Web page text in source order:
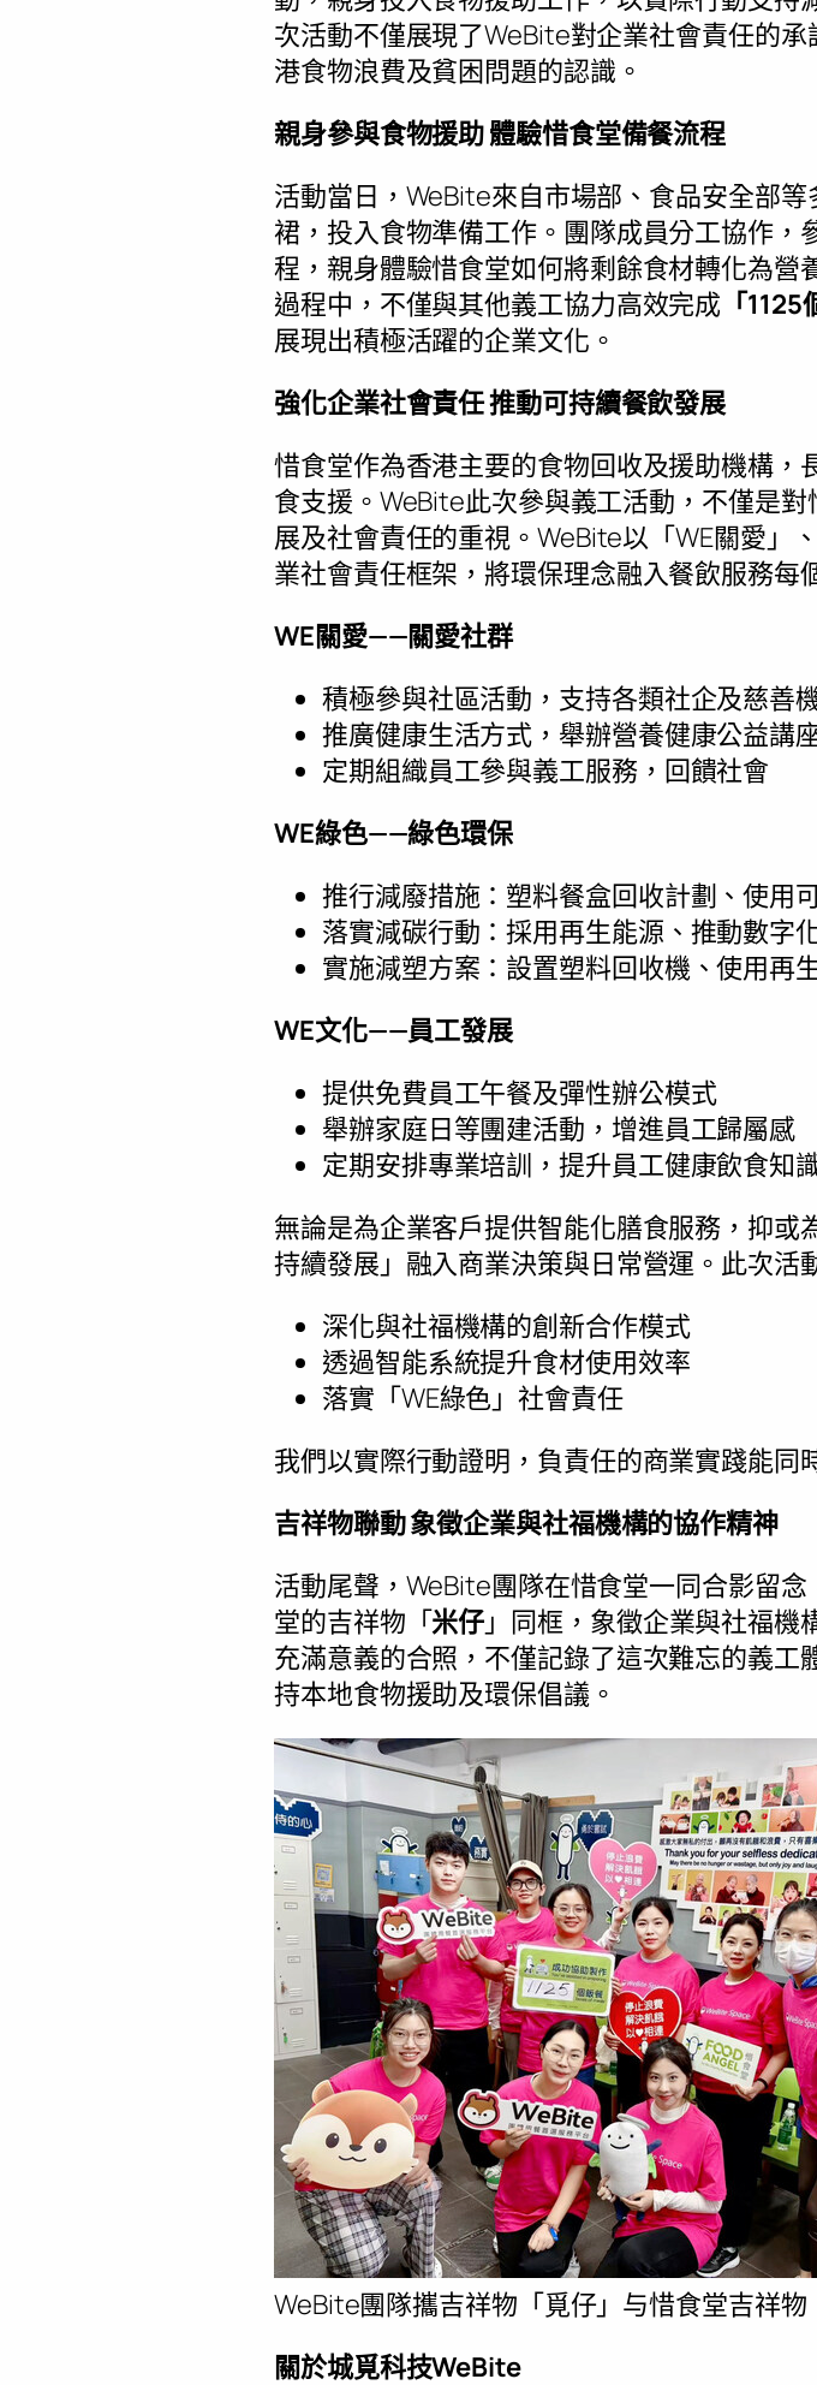
次活動不僅展現了WeBite對企業社會責任的
港食物浪費及貧困問題的認識。
親身參與食物援助 體驗惜食堂備餐流程
活動當日，WeBite來自市場部、食品安全部
裙，投入食物準備工作。團隊成員分工協作，
程，親身體驗惜食堂如何將剩餘食材轉化為
過程中，不僅與其他義工協力高效完成 「1125
展現出積極活躍的企業文化。
強化企業社會責任 推動可持續餐飲發展
惜食堂作為香港主要的食物回收及援助機構
食支援。WeBite此次參與義工活動，不僅是
展及社會責任的重視。WeBite以「WE關愛」
業社會責任框架，將環保理念融入餐飲服務每
WE關愛——關愛社群
積極參與社區活動，支持各類社企及慈善
推廣健康生活方式，舉辦營養健康公益講
定期組織員工參與義工服務，回饋社會
WE綠色——綠色環保
推行減廢措施：塑料餐盒回收計劃、使用
落實減碳行動：採用再生能源、推動數字
實施減塑方案：設置塑料回收機、使用再
WE文化——員工發展
提供免費員工午餐及彈性辦公模式
舉辦家庭日等團建活動，增進員工歸屬感
定期安排專業培訓，提升員工健康飲食知
無論是為企業客戶提供智能化膳食服務，抑
持續發展」融入商業決策與日常營運。此次活
深化與社福機構的創新合作模式
透過智能系統提升食材使用效率
落實「WE綠色」社會責任
我們以實際行動證明，負責任的商業實踐能同
吉祥物聯動 象徵企業與社福機構的協作精神
活動尾聲，WeBite團隊在惜食堂一同合影留
堂的吉祥物「米仔 」同框，象徵企業與社福
充滿意義的合照，不僅記錄了這次難忘的義
持本地食物援助及環保倡議。
WeBite團隊攜吉祥物「覓仔」与惜食堂吉祥物
關於城覓科技WeBite